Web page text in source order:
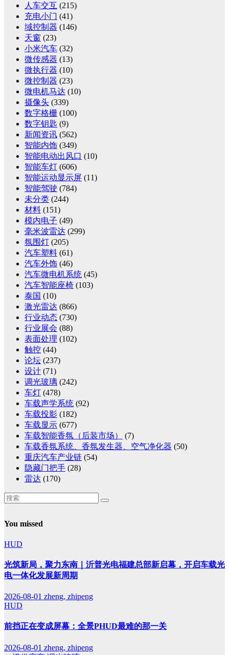
人车交互 (215)
充电小门 (41)
域控制器 (146)
天窗 (23)
小米汽车 (32)
微传感器 (13)
微执行器 (10)
微控制器 (23)
微电机马达 (10)
摄像头 (339)
数字格栅 (100)
数字钥匙 (9)
新闻资讯 (562)
智能内饰 (349)
智能电动出风口 (10)
智能车灯 (606)
智能运动显示屏 (11)
智能驾驶 (784)
未分类 (244)
材料 (151)
模内电子 (49)
毫米波雷达 (299)
氛围灯 (205)
汽车塑料 (61)
汽车外饰 (46)
汽车微电机系统 (45)
汽车智能座椅 (103)
泰国 (10)
激光雷达 (866)
行业动态 (730)
行业展会 (88)
表面处理 (102)
触控 (44)
论坛 (237)
设计 (71)
调光玻璃 (242)
车灯 (478)
车载声学系统 (92)
车载投影 (182)
车载显示 (677)
车载智能香氛（后装市场）
(7)
车载香氛系统、香氛发生器、空气净化器 (50)
重庆汽车产业链 (54)
隐藏门把手 (28)
雷达 (170)
You missed
HUD
光筑新局，聚力东南｜沂普光电福建总部新启幕，开启车载光
电一体化发展新周期
2026-08-01 zheng, zhipeng
HUD
前挡正在变成屏幕：全景PHUD最难的那一关
2026-08-01 zheng, zhipeng